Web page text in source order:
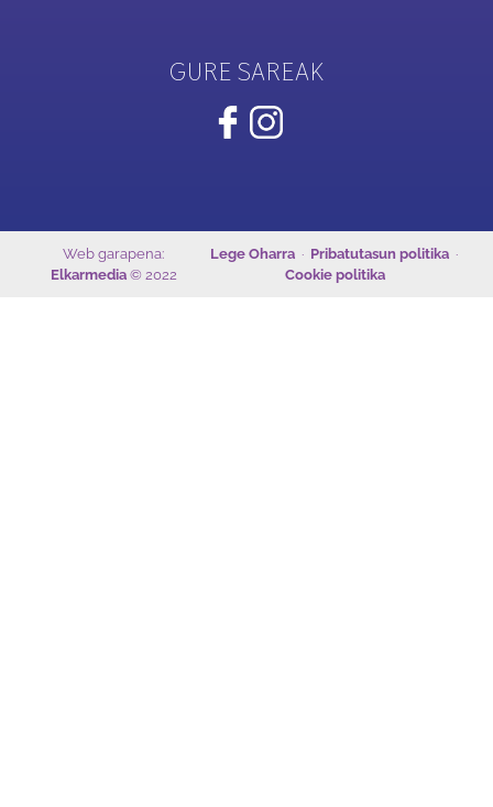
GURE SAREAK
Web garapena:
Elkarmedia© 2022
Lege Oharra· Pribatutasun politika·
Cookie politika